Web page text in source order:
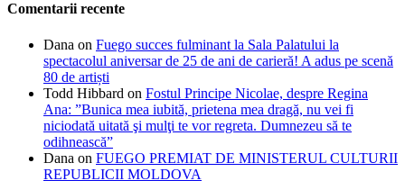
Comentarii recente
Dana on Fuego succes fulminant la Sala Palatului la
spectacolul aniversar de 25 de ani de carieră! A adus pe scenă
80 de artiști
Todd Hibbard on Fostul Principe Nicolae, despre Regina
Ana: ”Bunica mea iubită, prietena mea dragă, nu vei fi
niciodată uitată şi mulţi te vor regreta. Dumnezeu să te
odihnească”
Dana on FUEGO PREMIAT DE MINISTERUL CULTURII
REPUBLICII MOLDOVA